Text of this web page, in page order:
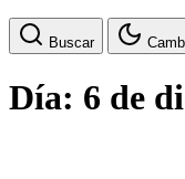
Buscar
Día: 6 de